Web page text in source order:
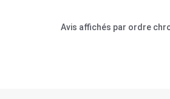
Avis affichés par ordre